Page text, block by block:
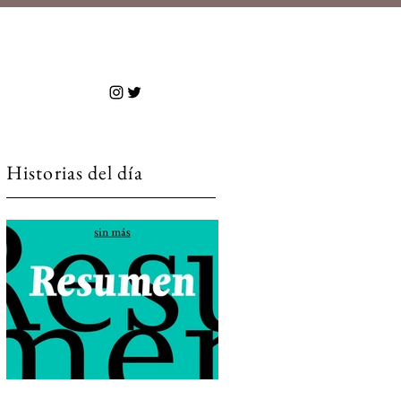
Historias del día